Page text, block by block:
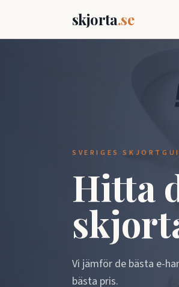
skjorta.se
SVERIGES
Hitta
Vi jämför de bästa e-
bästa pris.